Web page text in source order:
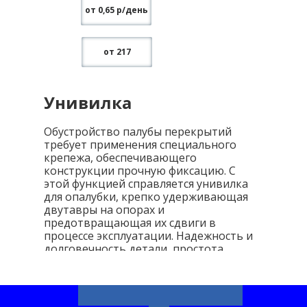
от 0,65 р/день
от 217
Унивилка
Обустройство палубы перекрытий
требует применения специального
крепежа, обеспечивающего
конструкции прочную фиксацию. С
этой функцией справляется унивилка
для опалубки, крепко удерживающая
двутавры на опорах и
предотвращающая их сдвиги в
процессе эксплуатации. Надежность и
долговечность детали, простота
использования сделали ее